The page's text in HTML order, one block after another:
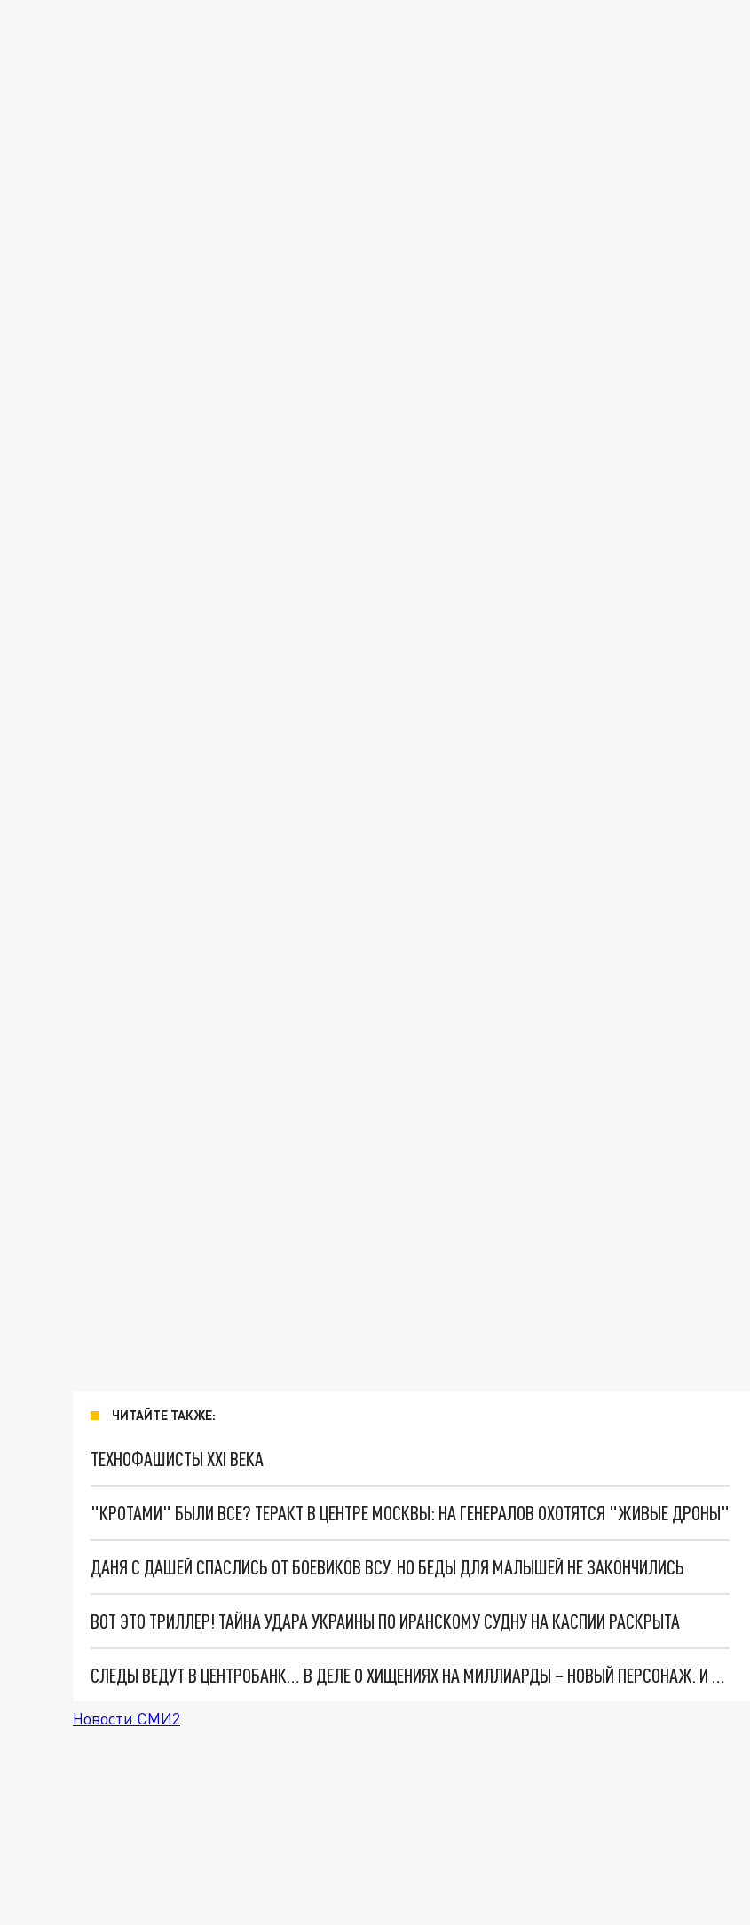
ЧИТАЙТЕ ТАКЖЕ:
ТЕХНОФАШИСТЫ XXI ВЕКА
"КРОТАМИ" БЫЛИ ВСЕ? ТЕРАКТ В ЦЕНТРЕ МОСКВЫ: НА ГЕНЕРАЛОВ ОХОТЯТСЯ "ЖИВЫЕ ДРОНЫ"
ДАНЯ С ДАШЕЙ СПАСЛИСЬ ОТ БОЕВИКОВ ВСУ. НО БЕДЫ ДЛЯ МАЛЫШЕЙ НЕ ЗАКОНЧИЛИСЬ
ВОТ ЭТО ТРИЛЛЕР! ТАЙНА УДАРА УКРАИНЫ ПО ИРАНСКОМУ СУДНУ НА КАСПИИ РАСКРЫТА
СЛЕДЫ ВЕДУТ В ЦЕНТРОБАНК… В ДЕЛЕ О ХИЩЕНИЯХ НА МИЛЛИАРДЫ – НОВЫЙ ПЕРСОНАЖ. И ОН УЖЕ В БЕГАХ
Новости СМИ2